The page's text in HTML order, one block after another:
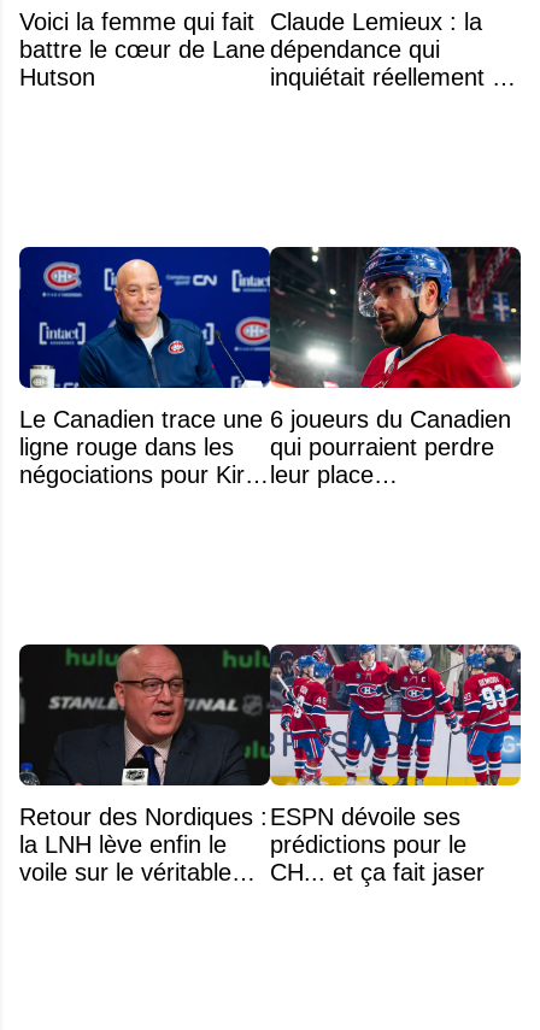
Voici la femme qui fait
battre le cœur de Lane
Hutson
Claude Lemieux : la
dépendance qui
inquiétait réellement sa
Le Canadien trace une
ligne rouge dans les
négociations pour Kirill
6 joueurs du Canadien
qui pourraient perdre
leur place
Retour des Nordiques :
la LNH lève enfin le
voile sur le véritable
ESPN dévoile ses
prédictions pour le
CH... et ça fait jaser